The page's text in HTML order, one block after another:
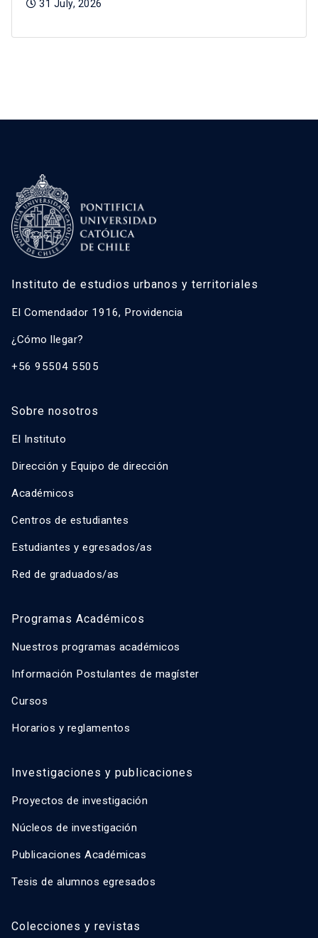
31 July, 2026
Instituto de estudios urbanos y territoriales
El Comendador 1916, Providencia
¿Cómo llegar?
+56 95504 5505
Sobre nosotros
El Instituto
Dirección y Equipo de dirección
Académicos
Centros de estudiantes
Estudiantes y egresados/as
Red de graduados/as
Programas Académicos
Nuestros programas académicos
Información Postulantes de magíster
Cursos
Horarios y reglamentos
Investigaciones y publicaciones
Proyectos de investigación
Núcleos de investigación
Publicaciones Académicas
Tesis de alumnos egresados
Colecciones y revistas